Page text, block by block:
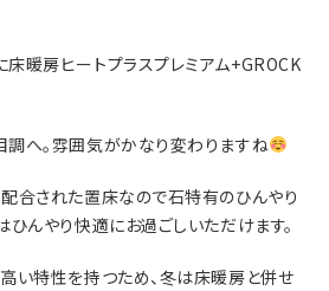
暖房ヒートプラスプレミアム+GROCK
へ。雰囲気がかなり変わりますね
合された置床なので石特有のひんやり
ひんやり快適にお過ごしいただけます。
い特性を持つため、冬は床暖房と併せ